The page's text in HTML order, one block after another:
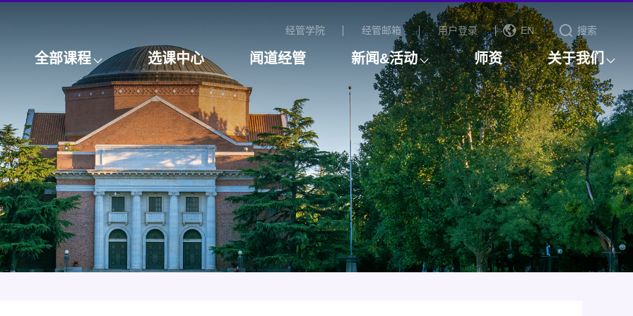
经管学院 经管邮箱 用户登录 EN 搜索
全部课程 选课中心 闻道经管 新闻&活动 师资 关于我们